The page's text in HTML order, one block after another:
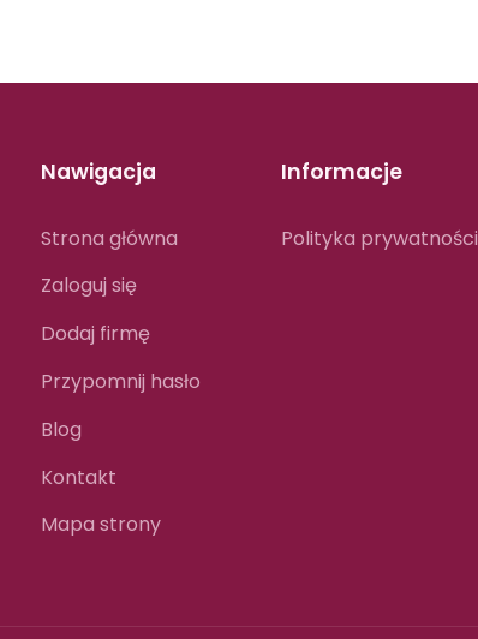
Nawigacja
Strona główna
Zaloguj się
Dodaj firmę
Przypomnij hasło
Blog
Kontakt
Mapa strony
Informacje
Polityka prywatności